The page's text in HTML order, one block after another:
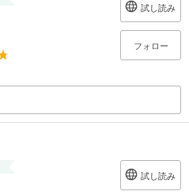
試し読み
フォロー
試し読み